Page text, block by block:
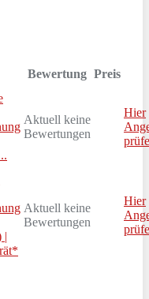
Bewertung Preis
Aktuell keine
Bewertungen
Hier
|
Aktuell keine
Bewertungen
Hier